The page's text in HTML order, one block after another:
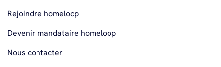
Rejoindre homeloop
Devenir mandataire homeloop
Nous contacter